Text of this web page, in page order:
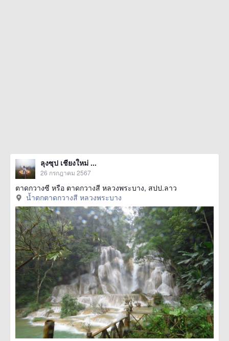
ลุงซุป เชียงใหม่ ...
26 กรกฎาคม 2567
ตาดกวางซี หรือ ตาดกวางสี หลวงพระบาง, สปป.ลาว
น้ำตกตาดกวางสี หลวงพระบาง